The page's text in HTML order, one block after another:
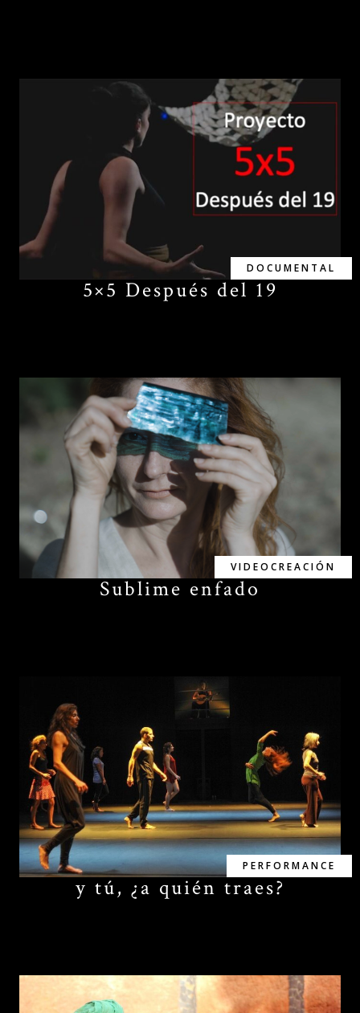
DOCUMENTAL
5×5 Después del 19
VIDEOCREACIÓN
Sublime enfado
PERFORMANCE
y tú, ¿a quién traes?